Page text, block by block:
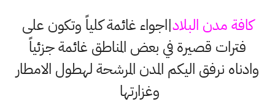
كافة مدن البلاد|اجواء غائمة كلياً وتكون على
فترات قصيرة في بعض المناطق غائمة جزئياً
وادناه نرفق اليكم المدن المرشحة لهطول الامطار
وغزارتها